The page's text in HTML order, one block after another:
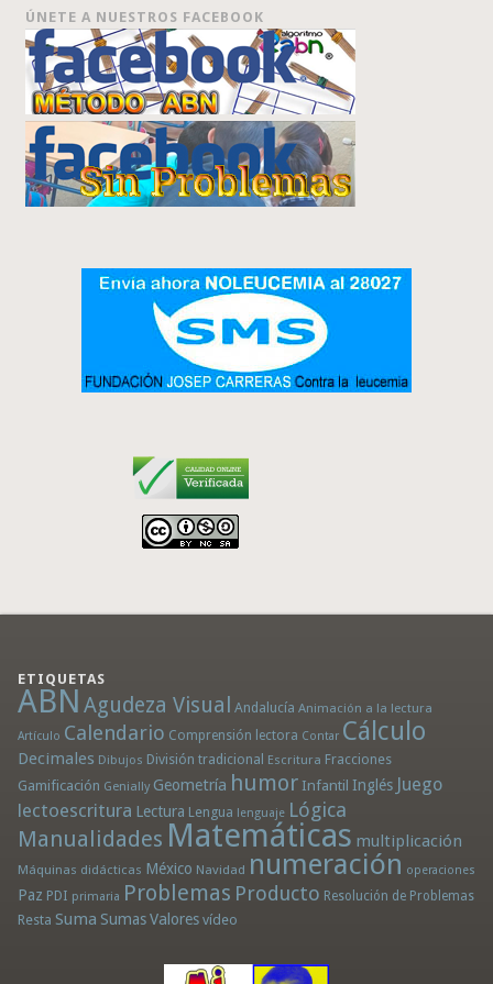
ÚNETE A NUESTROS FACEBOOK
ETIQUETAS
ABN Agudeza Visual Andalucía Animación a la lectura
Artículo Calendario Comprensión lectora Contar Cálculo
Decimales Dibujos División tradicional Escritura Fracciones
Gamificación Genially Geometría humor Infantil Inglés Juego
lectoescritura Lectura Lengua lenguaje Lógica
Manualidades Matemáticas multiplicación
Máquinas didácticas México Navidad numeración operaciones
Paz PDI primaria Problemas Producto Resolución de Problemas
Resta Suma Sumas Valores vídeo